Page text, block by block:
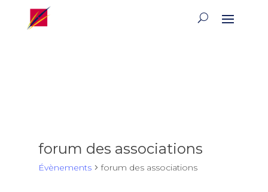
forum des associations
Évènements forum des associations